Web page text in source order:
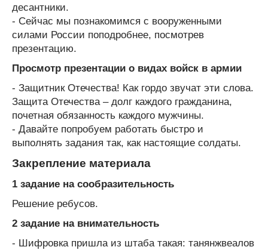
десантники.
- Сейчас мы познакомимся с вооруженными
силами России поподробнее, посмотрев
презентацию.
Просмотр презентации о видах войск в армии
- Защитник Отечества! Как гордо звучат эти слова.
Защита Отечества – долг каждого гражданина,
почетная обязанность каждого мужчины.
- Давайте попробуем работать быстро и
выполнять задания так, как настоящие солдаты.
Закрепление материала
1 задание на сообразительность
Решение ребусов.
2 задание на внимательность
- Шифровка пришла из штаба такая: танянжвеалов